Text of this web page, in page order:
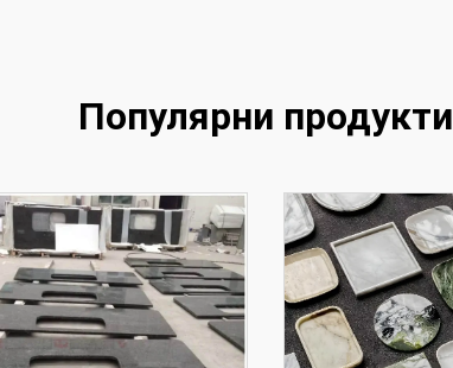
Популярни продукти